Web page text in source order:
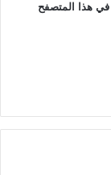
في هذا المتصفح